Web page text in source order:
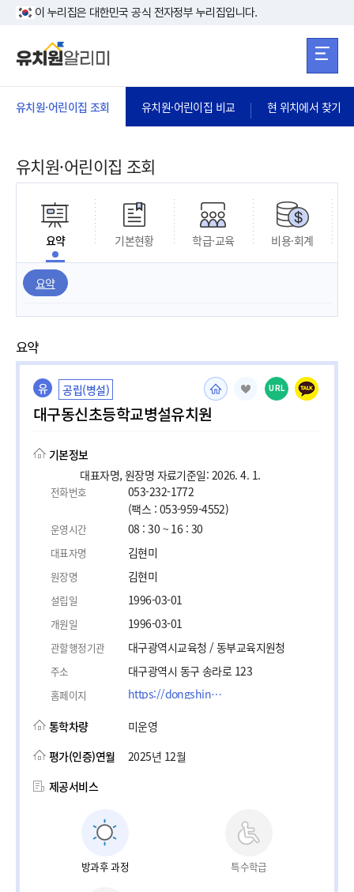
본문 바로가기
이 누리집은 대한민국 공식 전자정부 누리집입니다.
유치원·어린이집 조회 유치원·어린이집 비교 현 위치에서 찾기
유치원·어린이집 조회
요약 기본현황 학급·교육 비용·회계
요약
요약
유 공립(병설)
대구동신초등학교병설유치원
URL
기본정보
대표자명, 원장명 자료기준일: 2026. 4. 1.
전화번호
053-232-1772
(팩스 : 053-959-4552)
운영시간 08 : 30 ~ 16 : 30
대표자명 김현미
원장명 김현미
설립일 1996-03-01
개원일 1996-03-01
관할행정기관 대구광역시교육청 / 동부교육지원청
주소 대구광역시 동구 송라로 123
홈페이지 https://dongshin.dge.es.kr
통학차량
미운영
평가(인증)연월
2025년 12월
제공서비스
방과후 과정 특수학급